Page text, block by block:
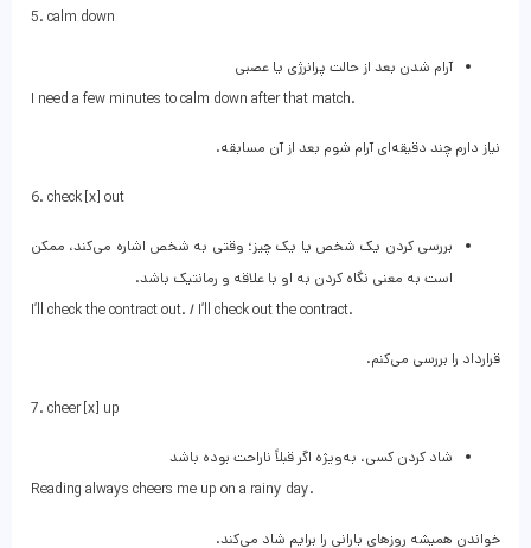
5. calm down
آرام شدن بعد از حالت پرانرژی یا عصبی
I need a few minutes to calm down after that match.
نیاز دارم چند دقیقه‌ای آرام شوم بعد از آن مسابقه.
6. check [x] out
بررسی کردن یک شخص یا یک چیز؛ وقتی به شخص اشاره می‌کند، ممکن
است به معنی نگاه کردن به او با علاقه و رمانتیک باشد.
I’ll check the contract out. / I’ll check out the contract.
قرارداد را بررسی می‌کنم.
7. cheer [x] up
شاد کردن کسی، به‌ویژه اگر قبلاً ناراحت بوده باشد
Reading always cheers me up on a rainy day.
خواندن همیشه روزهای بارانی را برایم شاد می‌کند.